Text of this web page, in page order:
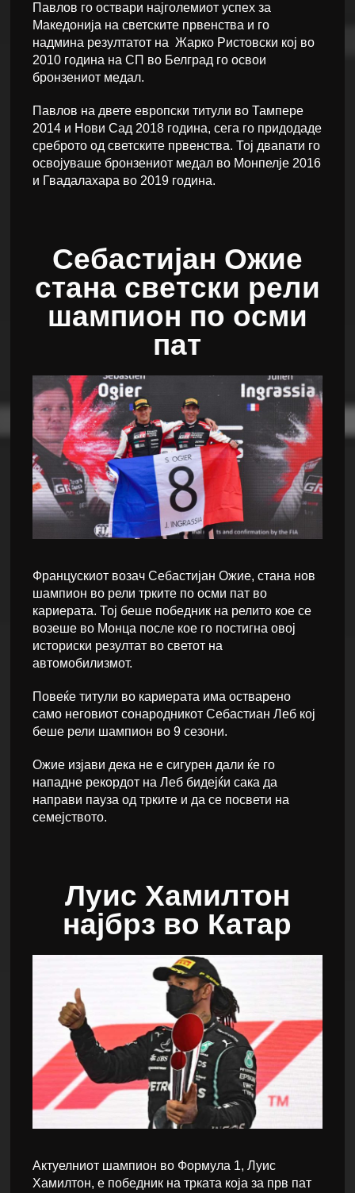
Павлов го оствари најголемиот успех за
Македонија на светските првенства и го
надмина резултатот на Жарко Ристовски кој во
2010 година на СП во Белград го освои
бронзениот медал.
Павлов на двете европски титули во Тампере
2014 и Нови Сад 2018 година, сега го придодаде
среброто од светските првенства. Тој двапати го
освојуваше бронзениот медал во Монпелје 2016
и Гвадалахара во 2019 година.
Себастијан Ожие
стана светски рели
шампион по осми
пат
Францускиот возач Себастијан Ожие, стана нов
шампион во рели трките по осми пат во
кариерата. Тој беше победник на релито кое се
возеше во Монца после кое го постигна овој
историски резултат во светот на
автомобилизмот.
Повеќе титули во кариерата има остварено
само неговиот сонародникот Себастиан Леб кој
беше рели шампион во 9 сезони.
Ожие изјави дека не е сигурен дали ќе го
нападне рекордот на Леб бидејќи сака да
направи пауза од трките и да се посвети на
семејството.
Луис Хамилтон
најбрз во Катар
Актуелниот шампион во Формула 1, Луис
Хамилтон, е победник на трката која за прв пат